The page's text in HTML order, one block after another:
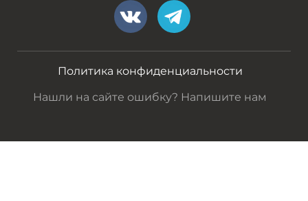
Политика конфиденциальности
Нашли на сайте ошибку? Напишите нам